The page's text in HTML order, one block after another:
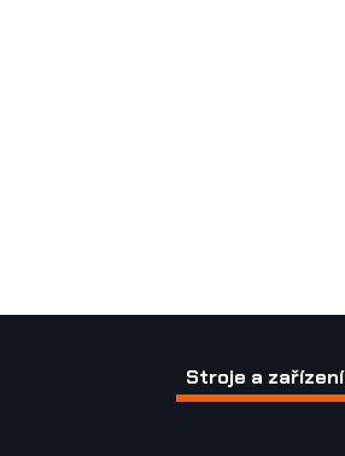
Stroje a zařízení